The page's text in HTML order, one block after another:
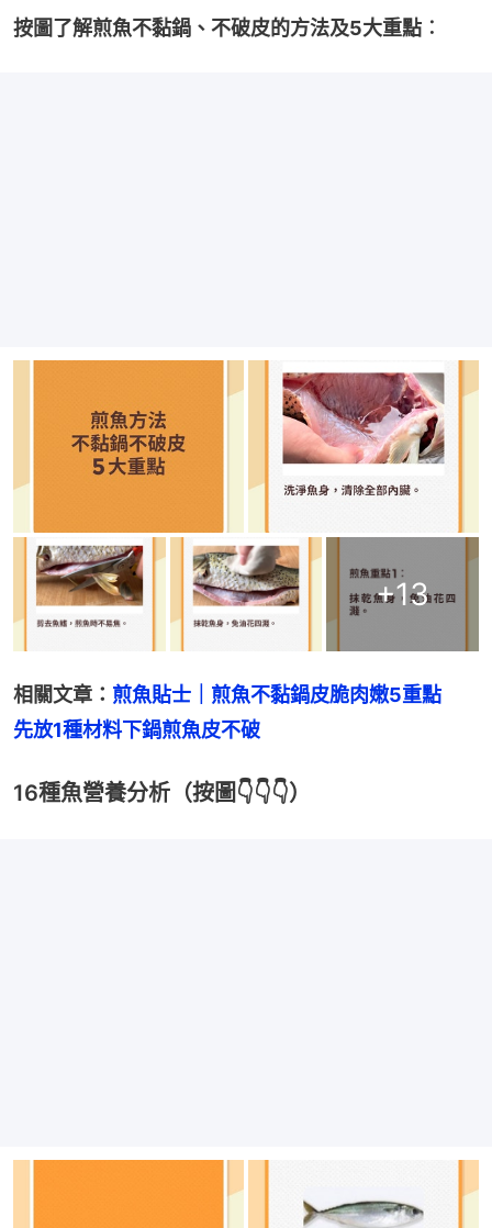
按圖了解煎魚不黏鍋、不破皮的方法及5大重點︰
+13
相關文章： 煎魚貼士｜煎魚不黏鍋皮脆肉嫩5重點
先放1種材料下鍋煎魚皮不破
16種魚營養分析（按圖👇👇👇）